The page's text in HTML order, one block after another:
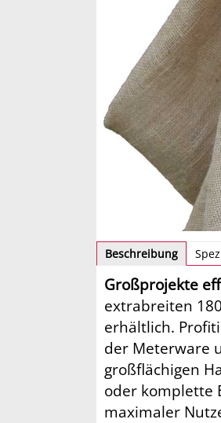
Beschreibung
Großprojekte
extrabreiten
erhältlich.
der Meterware
großflächigen
oder komplette
maximaler